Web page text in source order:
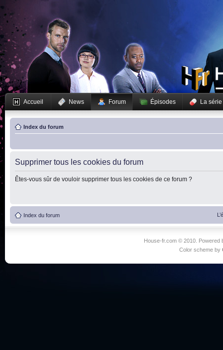
Accueil News Forum Épisodes La série
Index du forum
Supprimer tous les cookies du forum
Êtes-vous sûr de vouloir supprimer tous les cookies de ce forum ?
Index du forum
House-fr.com © 2010. Powered
Color scheme by